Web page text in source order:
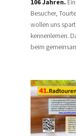
106 Jahren.
Besucher,
wollen uns
kennenlernen.
beim